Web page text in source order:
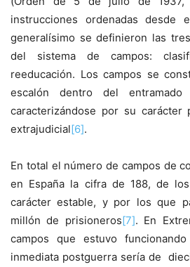
instrucciones ordenadas desde
generalísimo se definieron las
del sistema de campos:
reeducación. Los campos se
escalón dentro del entramado
caracterizándose por su
extrajudicial[6].
En total el número de campos de
en España la cifra de 188, de
carácter estable, y por los que
millón de prisioneros[7]. En
campos que estuvo
inmediata postguerra sería de